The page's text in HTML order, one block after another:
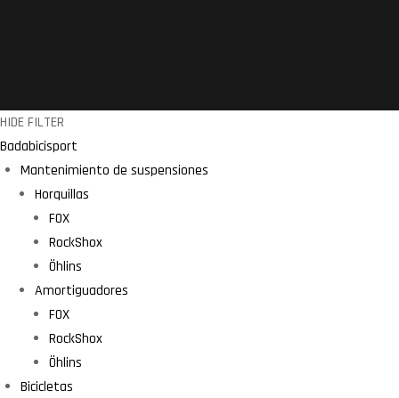
HIDE FILTER
Badabicisport
Mantenimiento de suspensiones
Horquillas
FOX
RockShox
Öhlins
Amortiguadores
FOX
RockShox
Öhlins
Bicicletas